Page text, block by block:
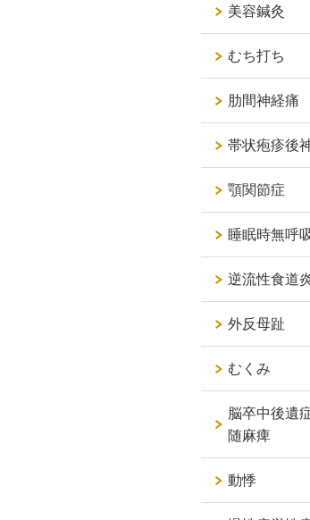
美容鍼灸
むち打ち
肋間神経痛
帯状疱疹後
顎関節症
睡眠時無呼
逆流性食道
外反母趾
むくみ
脳卒中後遺
随麻痺
動悸